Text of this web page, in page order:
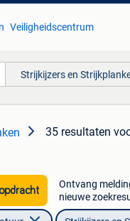
Veiligheidscentrum
Strijkijzers en
35 resultaten
Ontvang
nieuwe